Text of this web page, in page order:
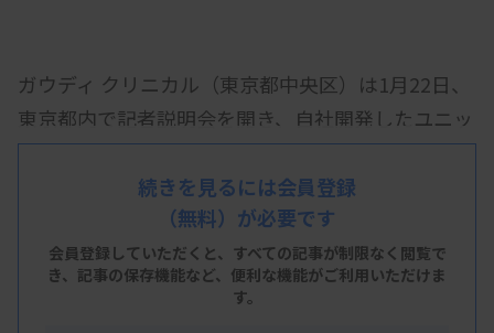
ガウディ クリニカル（東京都中央区）は1月22日、
東京都内で記者説明会を開き、自社開発したユニッ
ト型の細胞加工施設「KIOSK（キオスク）」の第1
号が東京都中央区で稼働したと発表した。歯科、整
形外科の約20の周辺医療機関から細胞製造を受託
し、供給を開始した。第1号施設での検証を経て、3
年後には都市部を中心に全国展開を狙う方針で、全
続きを見るには会員登録
（無料）が必要です
会員登録していただくと、すべての記事が制限なく閲覧で
き、 記事の保存機能など、便利な機能がご利用いただけま
す。